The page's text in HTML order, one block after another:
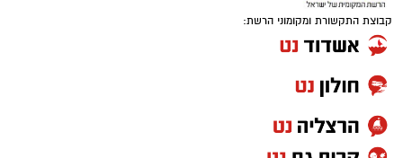
קבוצת התקשורת ומקומוני הרשת: